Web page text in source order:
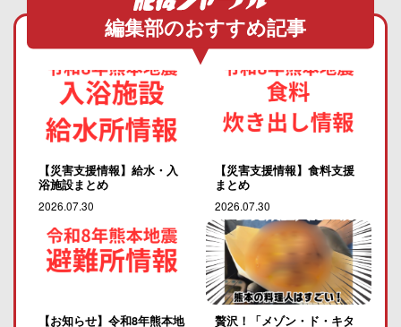
編集部のおすすめ記事
【災害支援情報】給水・入
浴施設まとめ
2026.07.30
【災害支援情報】食料支援
まとめ
2026.07.30
【お知らせ】令和8年熊本地
贅沢！「メゾン・ド・キタ